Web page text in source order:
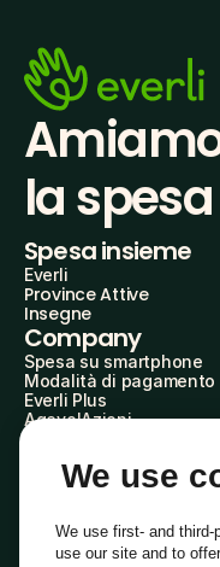
la spesa
Spesa insieme
Everli
Province Attive
Insegne
Company
Spesa su smartphone
Modalità di pagamento
Everli Plus
AgevolAzioni
Everli Shoppers
Scopri chi siamo
We use
We use first- and
use our site and to